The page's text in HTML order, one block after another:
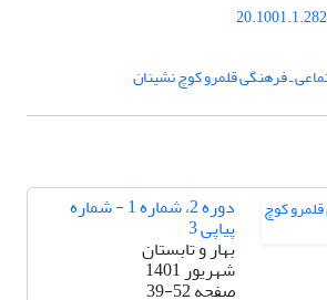
ـ فرهنگی قلمرو کوچ نشینان
دوره 2، شماره 1 - شماره
پیاپی 3
بهار و تابستان
شهریور 1401
صفحه39-52